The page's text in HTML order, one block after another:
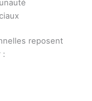
reposent
: